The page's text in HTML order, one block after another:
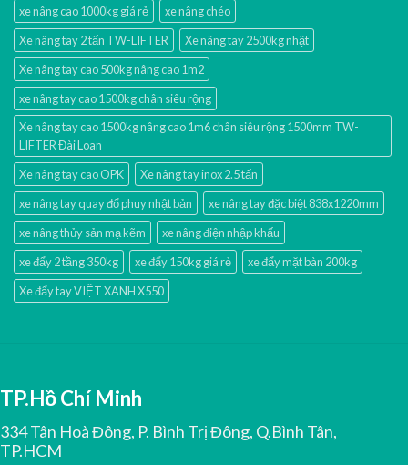
xe nâng cao 1000kg giá rẻ
xe nâng chéo
Xe nâng tay 2 tấn TW-LIFTER
Xe nâng tay 2500kg nhật
Xe nâng tay cao 500kg nâng cao 1m2
xe nâng tay cao 1500kg chân siêu rộng
Xe nâng tay cao 1500kg nâng cao 1m6 chân siêu rộng 1500mm TW-
LIFTER Đài Loan
Xe nâng tay cao OPK
Xe nâng tay inox 2.5 tấn
xe nâng tay quay đổ phuy nhật bản
xe nâng tay đặc biệt 838x1220mm
xe nâng thủy sản mạ kẽm
xe nâng điện nhập khấu
xe đẩy 2 tầng 350kg
xe đẩy 150kg giá rẻ
xe đẩy mặt bàn 200kg
Xe đẩy tay VIỆT XANH X550
TP.Hồ Chí Minh
334 Tân Hoà Đông, P. Bình Trị Đông, Q.Bình Tân,
TP.HCM